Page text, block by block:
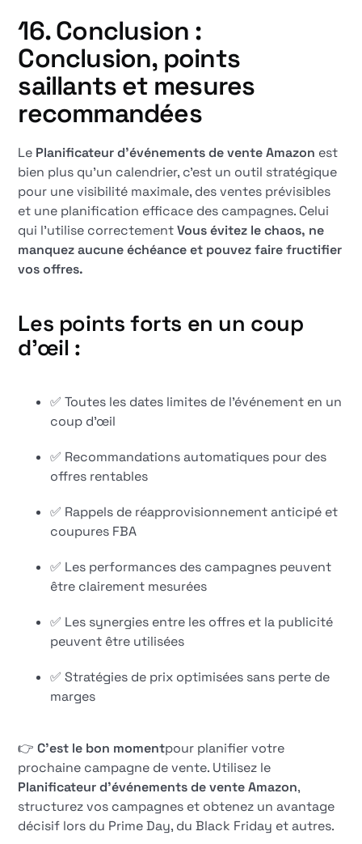
16. Conclusion :
Conclusion, points
saillants et mesures
recommandées
Le Planificateur d'événements de vente Amazon est
bien plus qu'un calendrier, c'est un outil stratégique
pour une visibilité maximale, des ventes prévisibles
et une planification efficace des campagnes. Celui
qui l'utilise correctementVous évitez le chaos, ne
manquez aucune échéance et pouvez faire fructifier
vos offres.
Les points forts en un coup
d'œil :
✅ Toutes les dates limites de l'événement en un
coup d'œil
✅ Recommandations automatiques pour des
offres rentables
✅ Rappels de réapprovisionnement anticipé et
coupures FBA
✅ Les performances des campagnes peuvent
être clairement mesurées
✅ Les synergies entre les offres et la publicité
peuvent être utilisées
✅ Stratégies de prix optimisées sans perte de
marges
👉C'est le bon momentpour planifier votre
prochaine campagne de vente. Utilisez le
Planificateur d'événements de vente Amazon,
structurez vos campagnes et obtenez un avantage
décisif lors du Prime Day, du Black Friday et autres.